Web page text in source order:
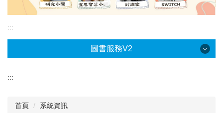
:::
圖書服務V2
:::
首頁 系統資訊